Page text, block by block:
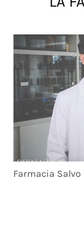
Farmacia Salvo